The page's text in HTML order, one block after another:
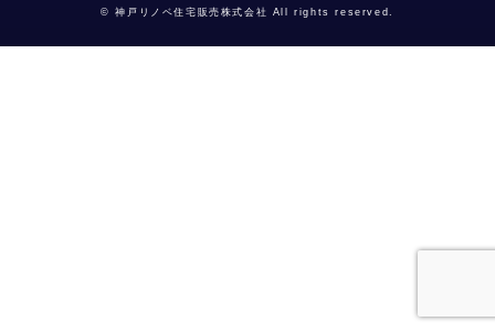
© 神戸リノベ住宅販売株式会社 All rights reserved.